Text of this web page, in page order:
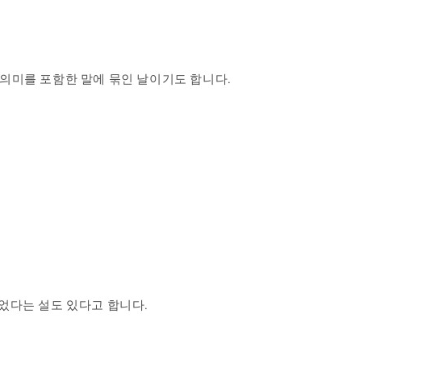
미를 포함한 말에 묶인 날이기도 합니다.
다는 설도 있다고 합니다.